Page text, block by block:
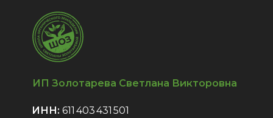
ИНН: 611 403 431 501
ИП Золотарева Светлана Викторовна